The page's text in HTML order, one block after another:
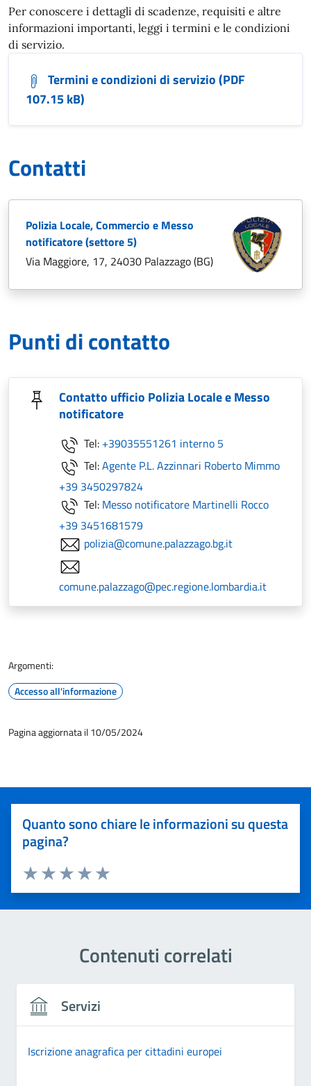
Per conoscere i dettagli di scadenze, requisiti e altre
informazioni importanti, leggi i termini e le condizioni
di servizio.
Termini e condizioni di servizio (PDF
107.15 kB)
Contatti
Polizia Locale, Commercio e Messo
notificatore (settore 5)
Via Maggiore, 17, 24030 Palazzago (BG)
Punti di contatto
Contatto ufficio Polizia Locale e Messo
notificatore
Tel: +39035551261 interno 5
Tel:Agente P.L. Azzinnari Roberto Mimmo
+39 3450297824
Tel: Messo notificatore Martinelli Rocco
+39 3451681579
polizia@comune.palazzago.bg.it
comune.palazzago@pec.regione.lombardia.it
Argomenti:
Accesso all'informazione
Pagina aggiornata il 10/05/2024
Quanto sono chiare le informazioni su questa
pagina?
Valuta 5 stelle su 5
Valuta 4 stelle su 5
Valuta 3 stelle su 5
Valuta 2 stelle su 5
Valuta 1 stelle su 5
Contenuti correlati
Servizi
Iscrizione anagrafica per cittadini europei